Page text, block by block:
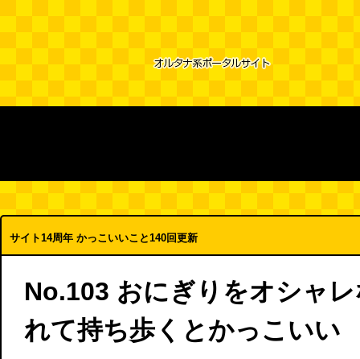
サイト14周年 かっこいいこと140回更新
No.103 おにぎりをオシャ
れて持ち歩くとかっこいい